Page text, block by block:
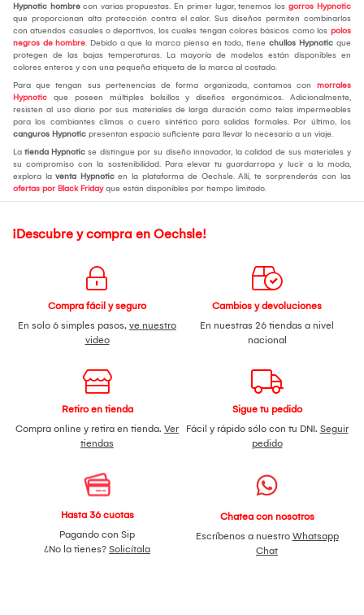
Hypnotic hombre con varias propuestas. En primer lugar, tenemos los gorros Hypnotic
que proporcionan alta protección contra el calor. Sus diseños permiten combinarlos
con atuendos casuales o deportivos, los cuales tengan colores básicos como los polos
negros de hombre. Debido a que la marca piensa en todo, tiene chullos Hypnotic que
protegen de las bajas temperaturas. La mayoría de modelos están disponibles en
colores enteros y con una pequeña etiqueta de la marca al costado.
Para que tengan sus pertenencias de forma organizada, contamos con morrales
Hypnotic que poseen múltiples bolsillos y diseños ergonómicos. Adicionalmente,
resisten al uso diario por sus materiales de larga duración como telas impermeables
para los cambiantes climas o cuero sintético para salidas formales. Por último, los
canguros Hypnotic presentan espacio suficiente para llevar lo necesario a un viaje.
La tienda Hypnotic se distingue por su diseño innovador, la calidad de sus materiales y
su compromiso con la sostenibilidad. Para elevar tu guardarropa y lucir a la moda,
explora la venta Hypnotic en la plataforma de Oechsle. Allí, te sorprenderás con las
ofertas por Black Fridayque están disponibles por tiempo limitado.
¡Descubre y compra en Oechsle!
Compra fácil y seguro
En solo 6 simples pasos, ve nuestro
video
Cambios y devoluciones
En nuestras 26 tiendas a nivel
nacional
Retiro en tienda
Compra online y retira en tienda. Ver
tiendas
Sigue tu pedido
Fácil y rápido sólo con tu DNI. Seguir
pedido
Hasta 36 cuotas
Pagando con Sip
¿No la tienes? Solicítala
Chatea con nosotros
Escríbenos a nuestro Whatsapp
Chat